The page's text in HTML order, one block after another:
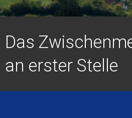
Das
an erster Stelle